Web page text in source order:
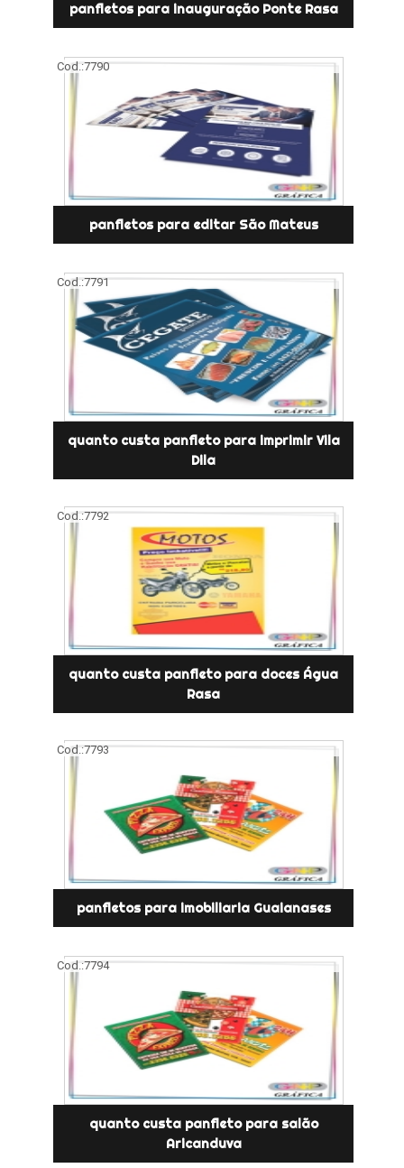
panfletos para inauguração Ponte Rasa
Cod.:7790
panfletos para editar São Mateus
Cod.:7791
quanto custa panfleto para imprimir Vila
Dila
Cod.:7792
quanto custa panfleto para doces Água
Rasa
Cod.:7793
panfletos para imobiliaria Guaianases
Cod.:7794
quanto custa panfleto para salão
Aricanduva